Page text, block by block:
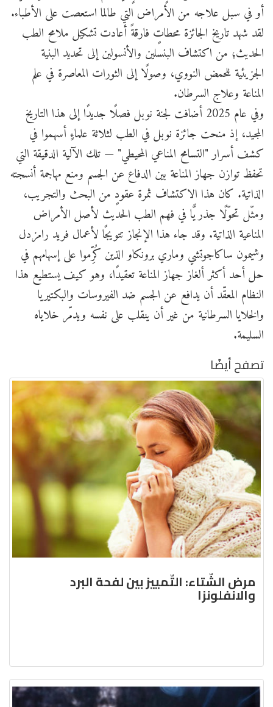
أو في سبل علاجه من الأمراض التي طالما استعصت على الأطباء.
لقد شهد تاريخ الجائزة محطاتٍ فارقةً أعادت تشكيل ملامح الطب
الحديث؛ من اكتشاف البنسلين والأنسولين إلى تحديد البنية
الجزيئية للحمض النووي، وصولًا إلى الثورات المعاصرة في علم
المناعة وعلاج السرطان.
وفي عام 2025 أضافت لجنة نوبل فصلًا جديدًا إلى هذا التاريخ
المجيد، إذ منحت جائزة نوبل في الطب لثلاثة علماءٍ أسهموا في
كشف أسرار "التسامح المناعي المحيطي" — تلك الآلية الدقيقة التي
تحفظ توازن جهاز المناعة بين الدفاع عن الجسم ومنع مهاجمة أنسجته
الذاتية. كان هذا الاكتشاف ثمرة عقودٍ من البحث والتجريب،
ومثّل تحوّلًا جذريًّا في فهم الطب الحديث لأصل الأمراض
المناعية الذاتية. وقد جاء هذا الإنجاز تتويجًا لأعمال فريد رامزدل
وشيمون ساكاجوتشي وماري برونكاو الذين كُرِّموا على إسهامهم في
حل أحد أكثر ألغاز جهاز المناعة تعقيدًا، وهو كيف يستطيع هذا
النظام المعقّد أن يدافع عن الجسم ضد الفيروسات والبكتيريا
والخلايا السرطانية من غير أن ينقلب على نفسه ويدمّر خلاياه
السليمة.
تصفح أيضًا
مرض الشّتاء: التّمييز بين لفحة البرد
والانفلونزا